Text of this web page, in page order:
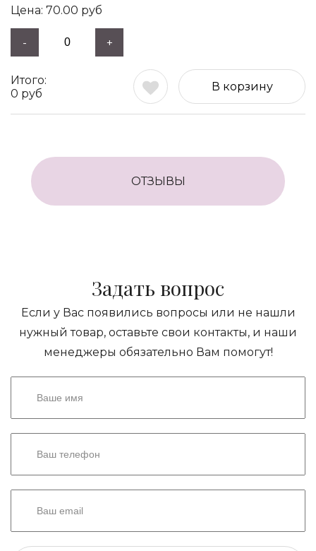
70.00 руб
- +
0 руб
В корзину
ОТЗЫВЫ
Задать вопрос
Если у Вас появились вопросы или не нашли
нужный товар, оставьте свои контакты, и наши
менеджеры обязательно Вам помогут!